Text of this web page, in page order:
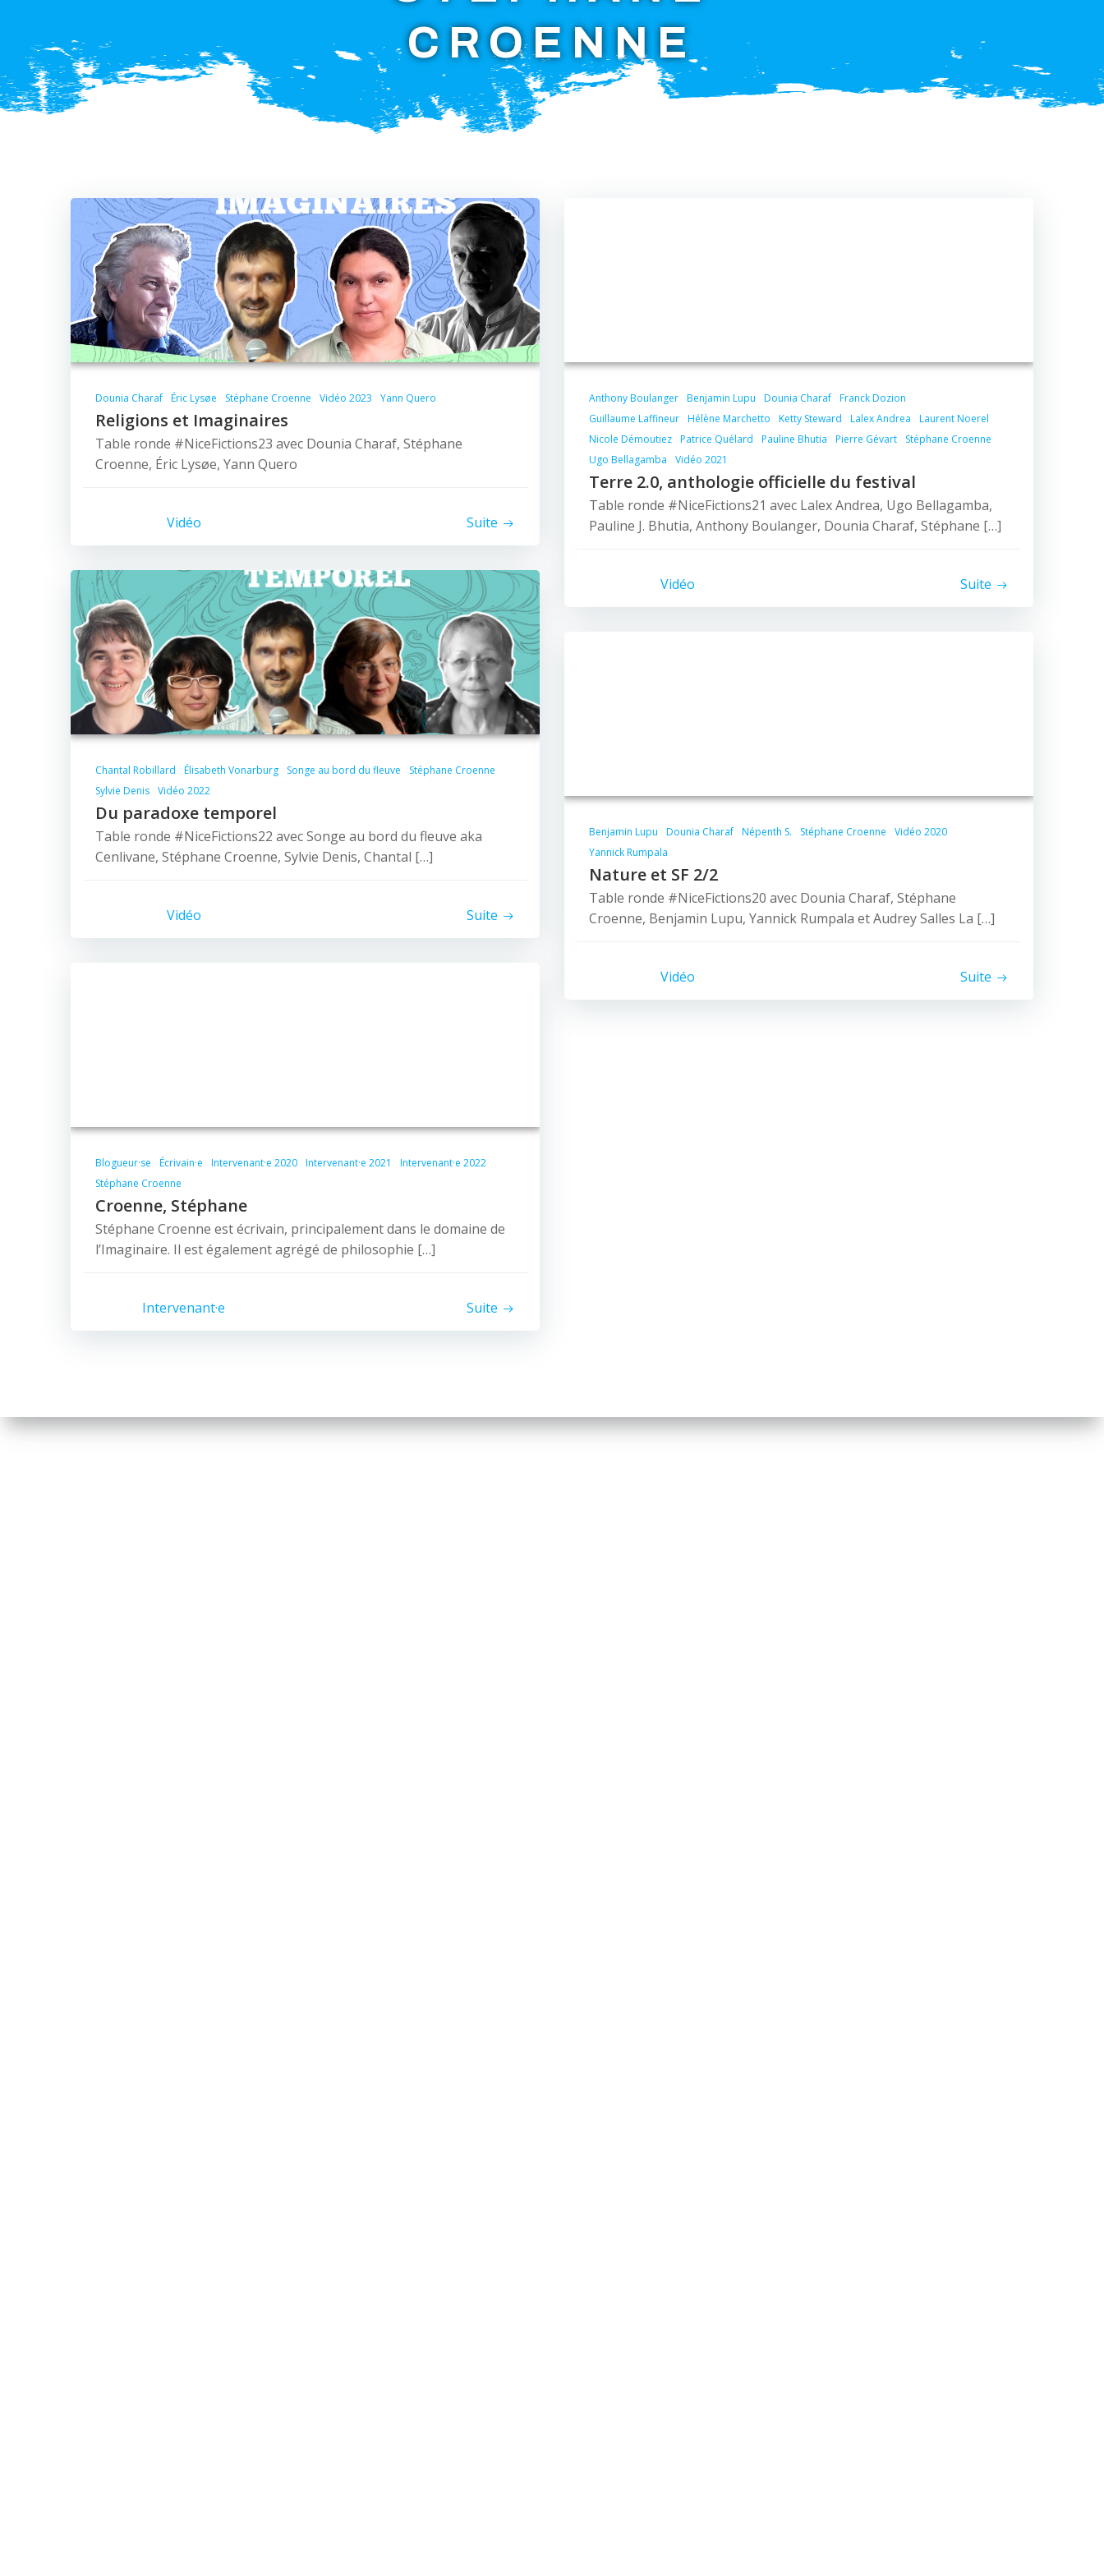
CROENNE
Dounia Charaf Éric Lysøe Stéphane Croenne Vidéo 2023 Yann Quero
Religions et Imaginaires
Table ronde #NiceFictions23 avec Dounia Charaf, Stéphane
Croenne, Éric Lysøe, Yann Quero
Vidéo Suite
Anthony Boulanger Benjamin Lupu Dounia Charaf Franck Dozion
Guillaume Laffineur Hélène Marchetto Ketty Steward Lalex Andrea
Laurent Noerel
Nicole Démoutiez Patrice Quélard Pauline Bhutia Pierre Gévart
Stéphane Croenne
Ugo Bellagamba
Vidéo 2021
Terre 2.0, anthologie officielle du festival
Table ronde #NiceFictions21 avec Lalex Andrea, Ugo Bellagamba,
Pauline J. Bhutia, Anthony Boulanger, Dounia Charaf, Stéphane […]
Vidéo Suite
Chantal Robillard Élisabeth Vonarburg Songe au bord du fleuve
Stéphane Croenne
Sylvie Denis Vidéo 2022
Du paradoxe temporel
Table ronde #NiceFictions22 avec Songe au bord du fleuve aka
Cenlivane, Stéphane Croenne, Sylvie Denis, Chantal […]
Vidéo Suite
Benjamin Lupu Dounia Charaf Népenth S. Stéphane Croenne
Vidéo 2020
Yannick Rumpala
Nature et SF 2/2
Table ronde #NiceFictions20 avec Dounia Charaf, Stéphane
Croenne, Benjamin Lupu, Yannick Rumpala et Audrey Salles La […]
Vidéo Suite
Blogueur·se Écrivain·e Intervenant·e 2020 Intervenant·e 2021
Intervenant·e 2022
Stéphane Croenne
Croenne, Stéphane
Stéphane Croenne est écrivain, principalement dans le domaine de
l’Imaginaire. Il est également agrégé de philosophie […]
Intervenant·e Suite